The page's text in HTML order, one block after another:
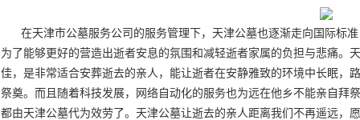
在天津市公墓服务公司的服务管理下，天津公墓也逐渐走向国际标
为了能够更好的营造出逝者安息的氛围和减轻逝者家属的负担与悲痛。
佳，是非常适合安葬逝去的亲人，能让逝者在安静雅致的环境中长眠，
祭奠。而且随着科技发展，网络自动化的服务也为远在他乡不能亲自拜
都由天津公墓代为效劳了。天津公墓让逝去的亲人距离我们不再遥远，愿